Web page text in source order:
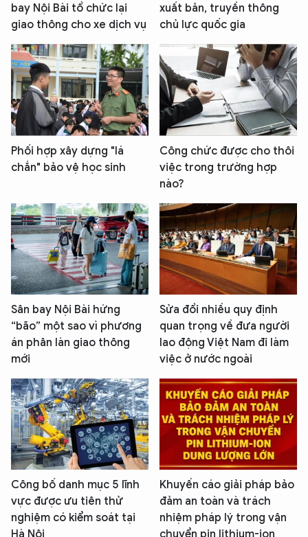
bay Nội Bài tổ chức lại
giao thông cho xe dịch vụ
xuất bản, truyền thông
chủ lực quốc gia
Phối hợp xây dựng "lá
chắn" bảo vệ học sinh
Công chức được cho thôi
việc trong trường hợp
nào?
Sân bay Nội Bài hứng
“bão” một sao vì phương
án phân làn giao thông
mới
Sửa đổi nhiều quy định
quan trọng về đưa người
lao động Việt Nam đi làm
việc ở nước ngoài
Công bố danh mục 5 lĩnh
vực được ưu tiên thử
nghiệm có kiểm soát tại
Khuyến cáo giải pháp bảo
đảm an toàn và trách
nhiệm pháp lý trong vận